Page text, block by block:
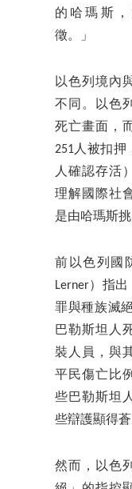
的哈瑪斯
徵。」
以色列境內
不同。以色
死亡畫面，
251人被扣押
人確認存活
理解國際社
是由哈瑪斯挑
前以色列國
Lerner）指
罪與種族滅
巴勒斯坦人
裝人員，與
平民傷亡比
些巴勒斯坦
些辯護顯得蒼
然而，以色